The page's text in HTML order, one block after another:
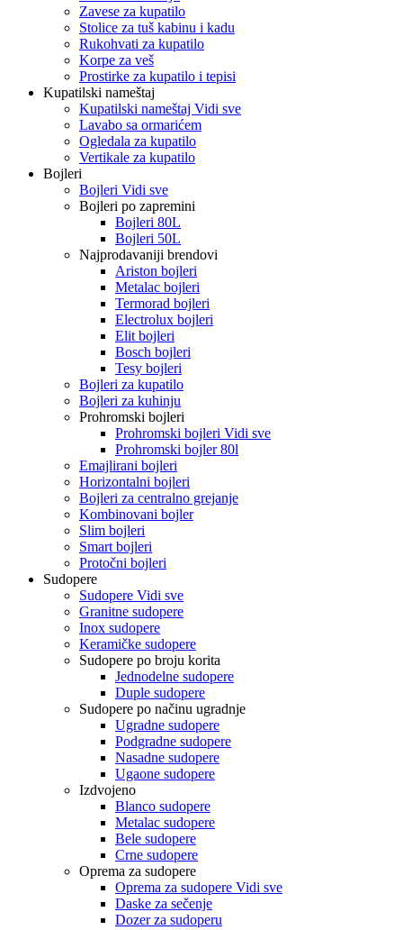
Zavese za kupatilo
Stolice za tuš kabinu i kadu
Rukohvati za kupatilo
Korpe za veš
Prostirke za kupatilo i tepisi
Kupatilski nameštaj
Kupatilski nameštaj Vidi sve
Lavabo sa ormarićem
Ogledala za kupatilo
Vertikale za kupatilo
Bojleri
Bojleri Vidi sve
Bojleri po zapremini
Bojleri 80L
Bojleri 50L
Najprodavaniji brendovi
Ariston bojleri
Metalac bojleri
Termorad bojleri
Electrolux bojleri
Elit bojleri
Bosch bojleri
Tesy bojleri
Bojleri za kupatilo
Bojleri za kuhinju
Prohromski bojleri
Prohromski bojleri Vidi sve
Prohromski bojler 80l
Emajlirani bojleri
Horizontalni bojleri
Bojleri za centralno grejanje
Kombinovani bojler
Slim bojleri
Smart bojleri
Protočni bojleri
Sudopere
Sudopere Vidi sve
Granitne sudopere
Inox sudopere
Keramičke sudopere
Sudopere po broju korita
Jednodelne sudopere
Duple sudopere
Sudopere po načinu ugradnje
Ugradne sudopere
Podgradne sudopere
Nasadne sudopere
Ugaone sudopere
Izdvojeno
Blanco sudopere
Metalac sudopere
Bele sudopere
Crne sudopere
Oprema za sudopere
Oprema za sudopere Vidi sve
Daske za sečenje
Dozer za sudoperu